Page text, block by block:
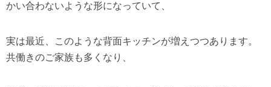
かい合わないような形になっていて、
実は最近、このような背面キッチンが増えつつあります。
共働きのご家族も多くなり、